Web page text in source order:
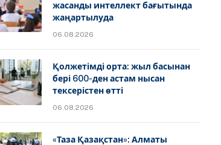
жасанды интеллект бағытында
жаңартылуда
06.08.2026
Қолжетімді орта: жыл басынан
бері 600-ден астам нысан
тексерістен өтті
06.08.2026
«Таза Қазақстан»: Алматы